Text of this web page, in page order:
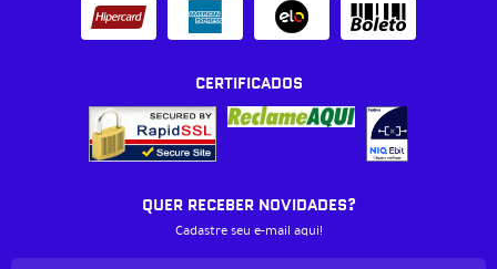
CERTIFICADOS
QUER RECEBER NOVIDADES?
Cadastre seu e-mail aqui!